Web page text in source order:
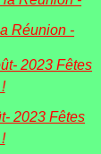
Réunion -
2023 Fêtes